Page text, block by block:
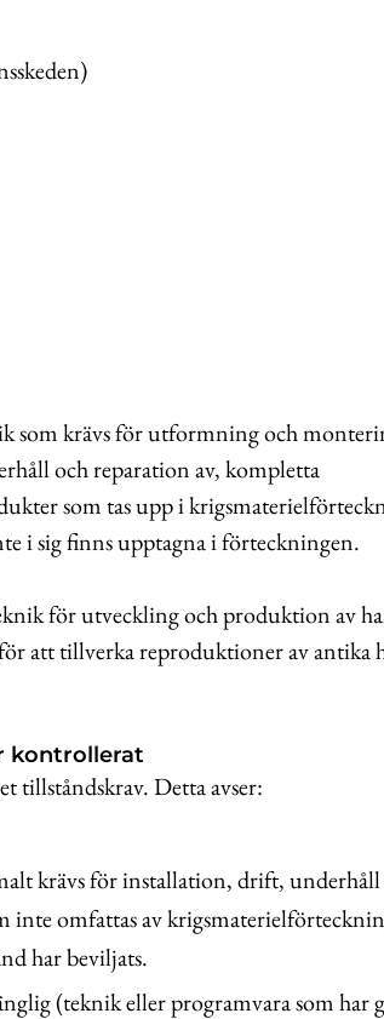
som krävs för utformning och
och reparation av, kompletta
som tas upp i
i sig finns upptagna i förteckningen.
för utveckling och produktion av
att tillverka reproduktioner av antika
kontrollerat
tillståndskrav. Detta avser:
krävs för installation, drift,
inte omfattas av
har beviljats.
(teknik eller programvara som har